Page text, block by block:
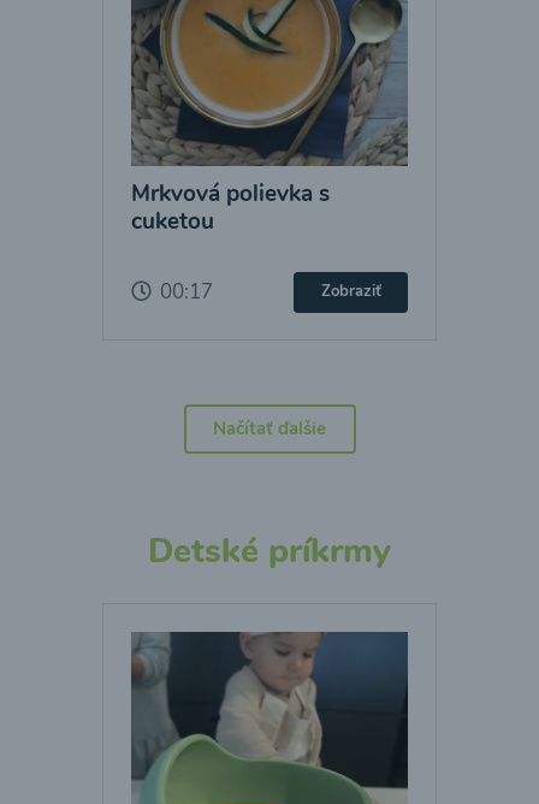
Mrkvová polievka s
cuketou
00:17 Zobraziť
Načítať ďalšie
Detské príkrmy